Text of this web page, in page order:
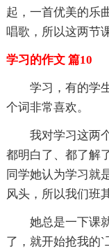
起，一首优美的乐
唱歌，所以这两节
学习的作文 篇10
学习，有的学生
个词非常喜欢。
我对学习这两个
都明白了、都了解
同学她认为学习就
风头，所以我们班
她总是一下课就
了，就开始抢我的